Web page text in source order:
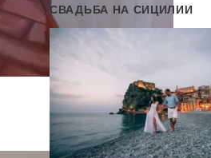
СВАДЬБА НА СИЦИЛИИ